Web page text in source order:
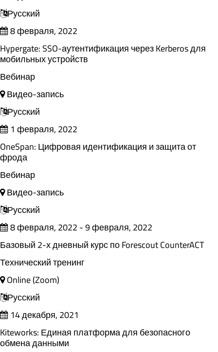
Русский
8 февраля, 2022
Hypergate: SSO-аутентификация через Kerberos для
мобильных устройств
Вебинар
Видео-запись
Русский
1 февраля, 2022
OneSpan: Цифровая идентификация и защита от
фрода
Вебинар
Видео-запись
Русский
8 февраля, 2022 - 9 февраля, 2022
Базовый 2-х дневный курс по Forescout CounterACT
Технический тренинг
Online (Zoom)
Русский
14 декабря, 2021
Kiteworks: Единая платформа для безопасного
обмена данными